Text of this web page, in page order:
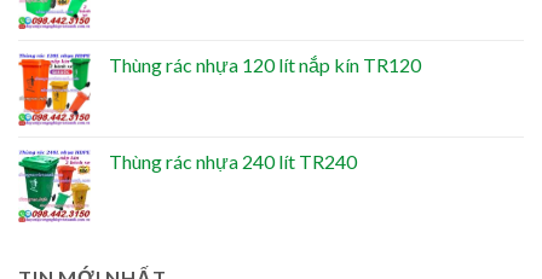
Thùng rác nhựa 120 lít nắp kín TR120
Thùng rác nhựa 240 lít TR240